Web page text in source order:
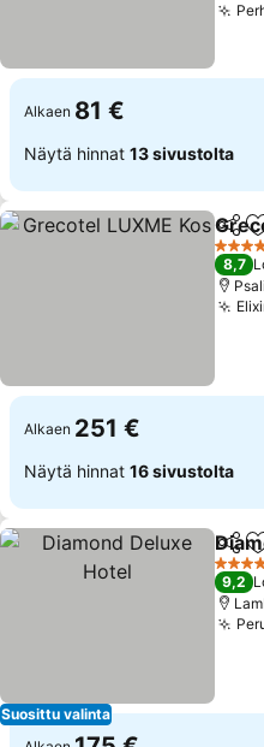
Alkaen 81 €
Näytä hinnat 13 sivustolta
Jaa
5
8,7
Alkaen 251 €
Näytä hinnat 16 sivustolta
Suosittu valinta
Jaa
5
9,2